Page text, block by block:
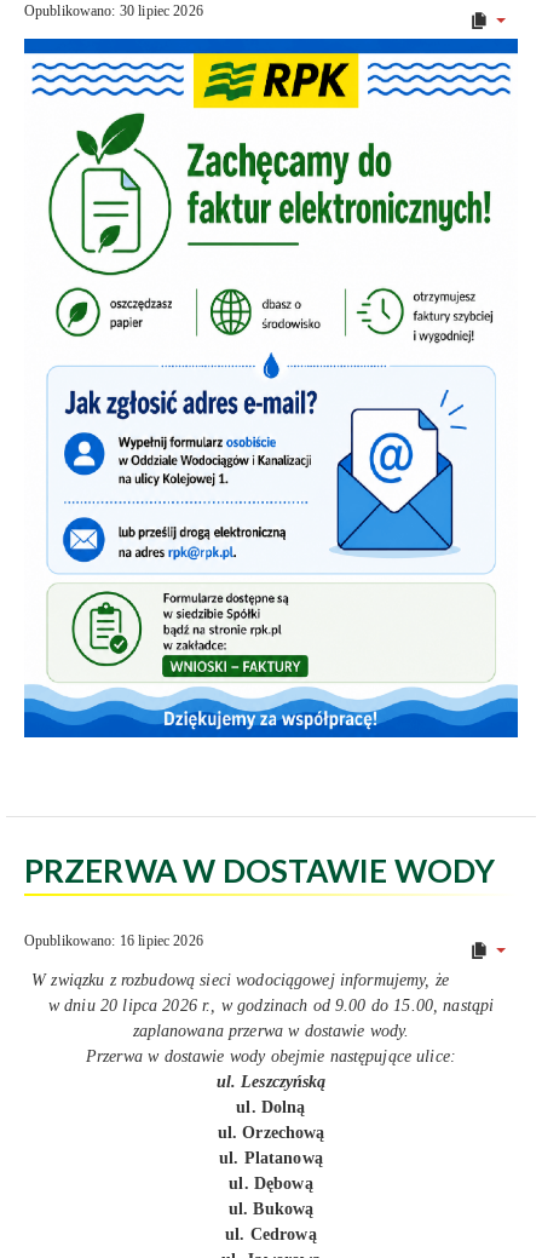
Opublikowano: 30 lipiec 2026
PRZERWA W DOSTAWIE WODY
Opublikowano: 16 lipiec 2026
W związku z rozbudową sieci wodociągowej informujemy, że
w dniu 20 lipca 2026 r., w godzinach od 9.00 do 15.00, nastąpi
zaplanowana przerwa w dostawie wody.
Przerwa w dostawie wody obejmie następujące ulice:
ul. Leszczyńską
ul. Dolną
ul. Orzechową
ul. Platanową
ul. Dębową
ul. Bukową
ul. Cedrową